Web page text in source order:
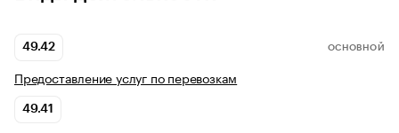
49.42 ОСНОВНОЙ
Предоставление услуг по перевозкам
49.41